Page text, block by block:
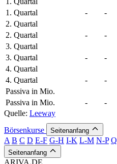
1. Quartal
- -
2. Quartal
2. Quartal
- -
3. Quartal
3. Quartal
- -
4. Quartal
4. Quartal
- -
Passiva in Mio.
Passiva in Mio.
- -
Quelle: Leeway
Börsenkurse
Seitenanfang
A B C D E-F G-H I-K L-M N-P
Seitenanfang
ARIVA.DE